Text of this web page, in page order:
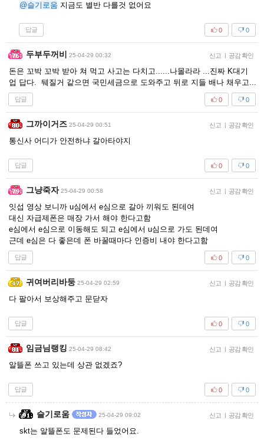
@슬기로움 지금도 별반 다를것 없어요
답글 0
0
두부두꺼비 25-04-29 00:32 신고 | 공감 확인
돈은 꼬박 꼬박 받아 쳐 먹고 사고는 다치고......나몰라라 ...진짜 K대기
업 답다. 뒈질거 같으면 국민세금으로 도와주고 뒤로 지들 배나 채우고...
답글 0
0
그까이거즈 25-04-29 00:51 신고 | 공감 확인
통신사 어디가 안전하냐 갈아타야지
답글 0
0
그냥죽자 25-04-29 00:58 신고 | 공감 확인
잇섭 영상 보니까 u심에서 e심으로 갈아 끼워도 된데여
대신 자급제폰은 매장 가서 해야 한다고함
e심에서 e심으로 이동해도 되고 e심에서 u심으로 가도 된데여
근데 e심은 다 좋은데 폰 바꿀때마다 인증비 내야 한다고함
답글 0
0
귀여버리바둥 25-04-29 02:59 신고 | 공감 확인
다 팔아서 보상해주고 문닫자
답글 0
0
임금님랭킹 25-04-29 08:42 신고 | 공감 확인
알뜰폰 쓰고 있는데 상관 없겠죠?
답글 0
0
슬기로움 25-04-29 09:02 신고 | 공감 확인
skt는 알뜰폰도 문제된다 들었어요.